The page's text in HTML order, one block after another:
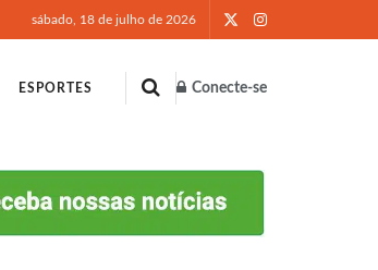
sábado, 18 de julho de 2026
ESPORTES Conecte-se